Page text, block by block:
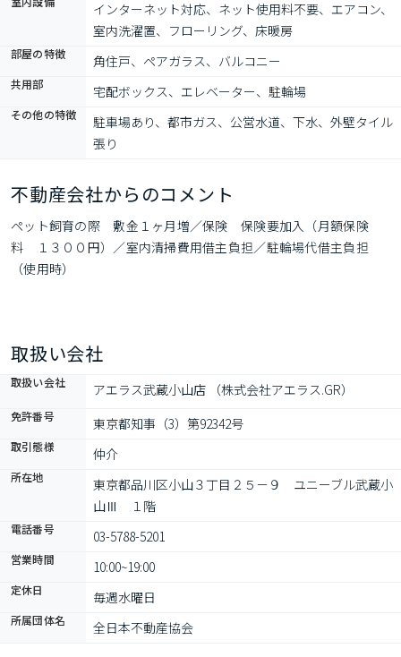
インターネット対応、ネット使用料不要、エアコン、
室内洗濯置、フローリング、床暖房
部屋の特徴 角住戸、ペアガラス、バルコニー
共用部 宅配ボックス、エレベーター、駐輪場
その他の特徴
駐車場あり、都市ガス、公営水道、下水、外壁タイル
張り
不動産会社からのコメント
ペット飼育の際　敷金１ヶ月増／保険　保険要加入（月額保険
料　１３００円）／室内清掃費用借主負担／駐輪場代借主負担
（使用時）
取扱い会社
取扱い会社 アエラス武蔵小山店 （株式会社アエラス.GR）
免許番号 東京都知事（3）第92342号
取引態様 仲介
所在地
東京都品川区小山３丁目２５－９　ユニーブル武蔵小
山Ⅲ　１階
電話番号 03-5788-5201
営業時間 10:00~19:00
定休日 毎週水曜日
所属団体名 全日本不動産協会